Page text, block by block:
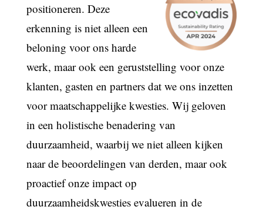
positioneren. Deze
erkenning is niet alleen een
beloning voor ons harde
werk, maar ook een geruststelling voor onze
klanten, gasten en partners dat we ons inzetten
voor maatschappelijke kwesties. Wij geloven
in een holistische benadering van
duurzaamheid, waarbij we niet alleen kijken
naar de beoordelingen van derden, maar ook
proactief onze impact op
duurzaamheidskwesties evalueren in de